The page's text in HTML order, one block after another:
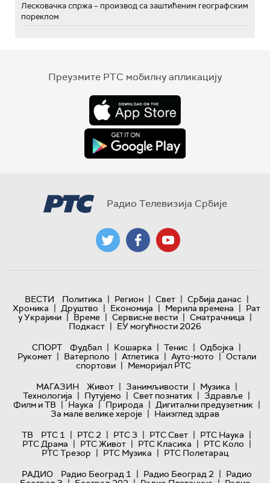
Лесковачка спржа – производ са заштићеним географским
пореклом
Преузмите РТС мобилну апликацију
Радио Телевизија Србије
ВЕСТИ Политика | Регион | Свет | Србија данас |
Хроника | Друштво | Економија | Мерила времена | Рат
у Украјини | Време | Сервисне вести | Сматрачница |
Подкаст | ЕУ могућности 2026
СПОРТ
Фудбал | Кошарка | Тенис | Одбојка |
Рукомет | Ватерполо | Атлетика | Ауто-мото | Остали
спортови | Меморијал РТС
МАГАЗИН
Живот | Занимљивости | Музика |
Технологијa | Путујемо | Свет познатих | Здравље |
Филм и ТВ | Наука | Природа | Дигитални предузетник |
За мале велике хероје | Наизглед здрав
ТВ
РТС 1 | РТС 2 | РТС 3 | РТС Свет | РТС Наука |
РТС Драма | РТС Живот | РТС Класика | РТС Коло |
РТС Трезор | РТС Музика | РТС Полетарац
РАДИО
Радио Београд 1 | Радио Београд 2 | Радио